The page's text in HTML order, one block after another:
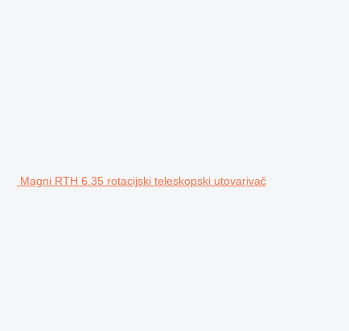
Magni RTH 6.35 rotacijski teleskopski utovarivač